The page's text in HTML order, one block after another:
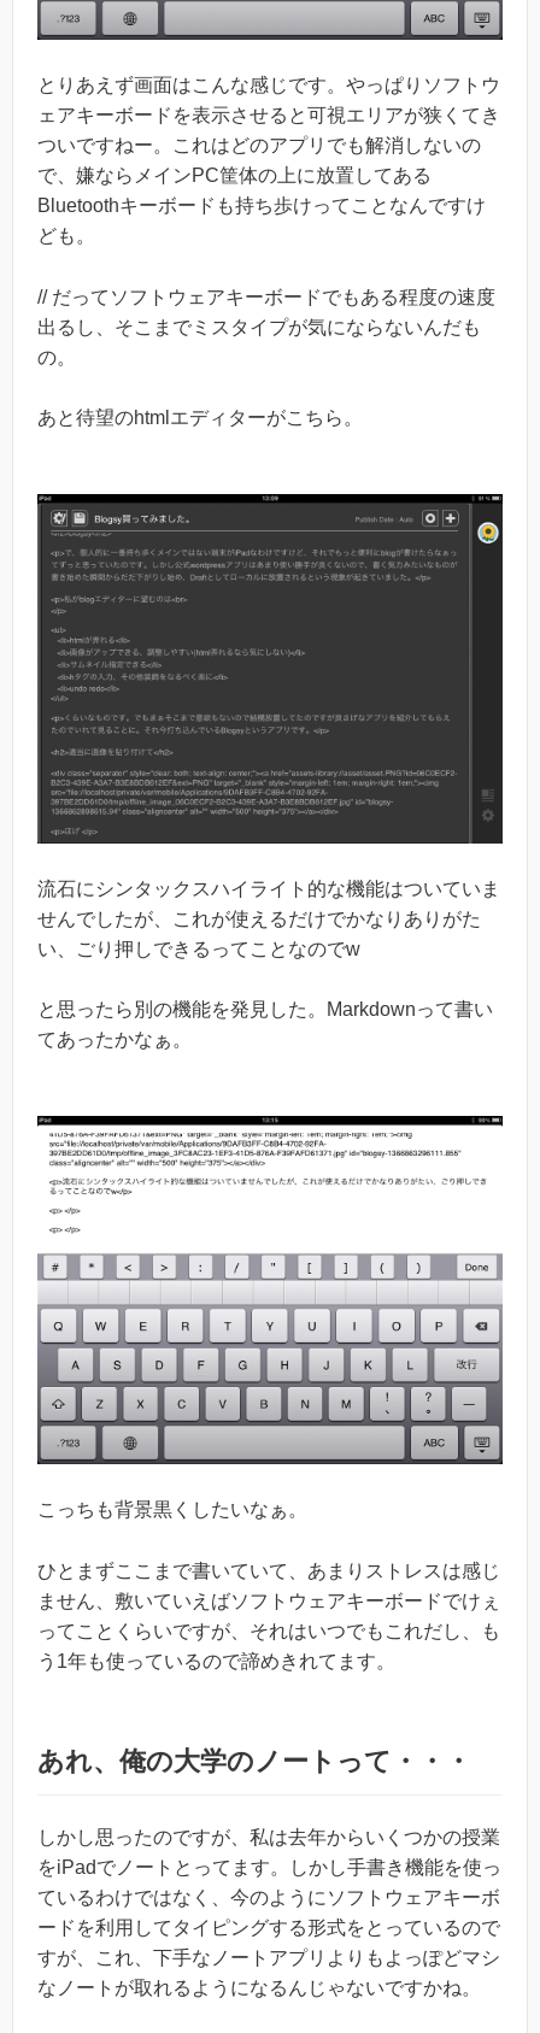
とりあえず画面はこんな感じです。やっぱりソフトウ
ェアキーボードを表示させると可視エリアが狭くてき
ついですねー。これはどのアプリでも解消しないの
で、嫌ならメインPC筐体の上に放置してある
Bluetoothキーボードも持ち歩けってことなんですけ
ども。
// だってソフトウェアキーボードでもある程度の速度
出るし、そこまでミスタイプが気にならないんだも
の。
あと待望のhtmlエディターがこちら。
流石にシンタックスハイライト的な機能はついていま
せんでしたが、これが使えるだけでかなりありがた
い、ごり押しできるってことなのでw
と思ったら別の機能を発見した。Markdownって書い
てあったかなぁ。
こっちも背景黒くしたいなぁ。
ひとまずここまで書いていて、あまりストレスは感じ
ません、敷いていえばソフトウェアキーボードでけぇ
ってことくらいですが、それはいつでもこれだし、も
う1年も使っているので諦めきれてます。
あれ、俺の大学のノートって・・・
しかし思ったのですが、私は去年からいくつかの授業
をiPadでノートとってます。しかし手書き機能を使っ
ているわけではなく、今のようにソフトウェアキーボ
ードを利用してタイピングする形式をとっているので
すが、これ、下手なノートアプリよりもよっぽどマシ
なノートが取れるようになるんじゃないですかね。